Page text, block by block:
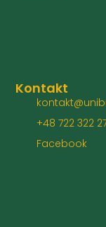
Kontakt
+48 722 322
Facebook